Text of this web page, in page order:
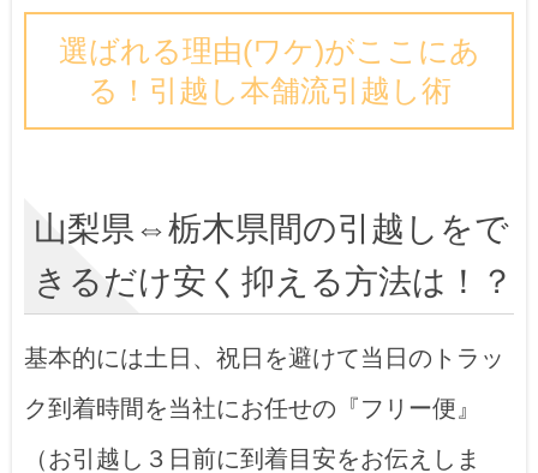
選ばれる理由(ワケ)がここにあ
る！引越し本舗流引越し術
山梨県⇔栃木県間の引越しをで
きるだけ安く抑える方法は！？
基本的には土日、祝日を避けて当日のトラッ
ク到着時間を当社にお任せの『フリー便』
（お引越し３日前に到着目安をお伝えしま